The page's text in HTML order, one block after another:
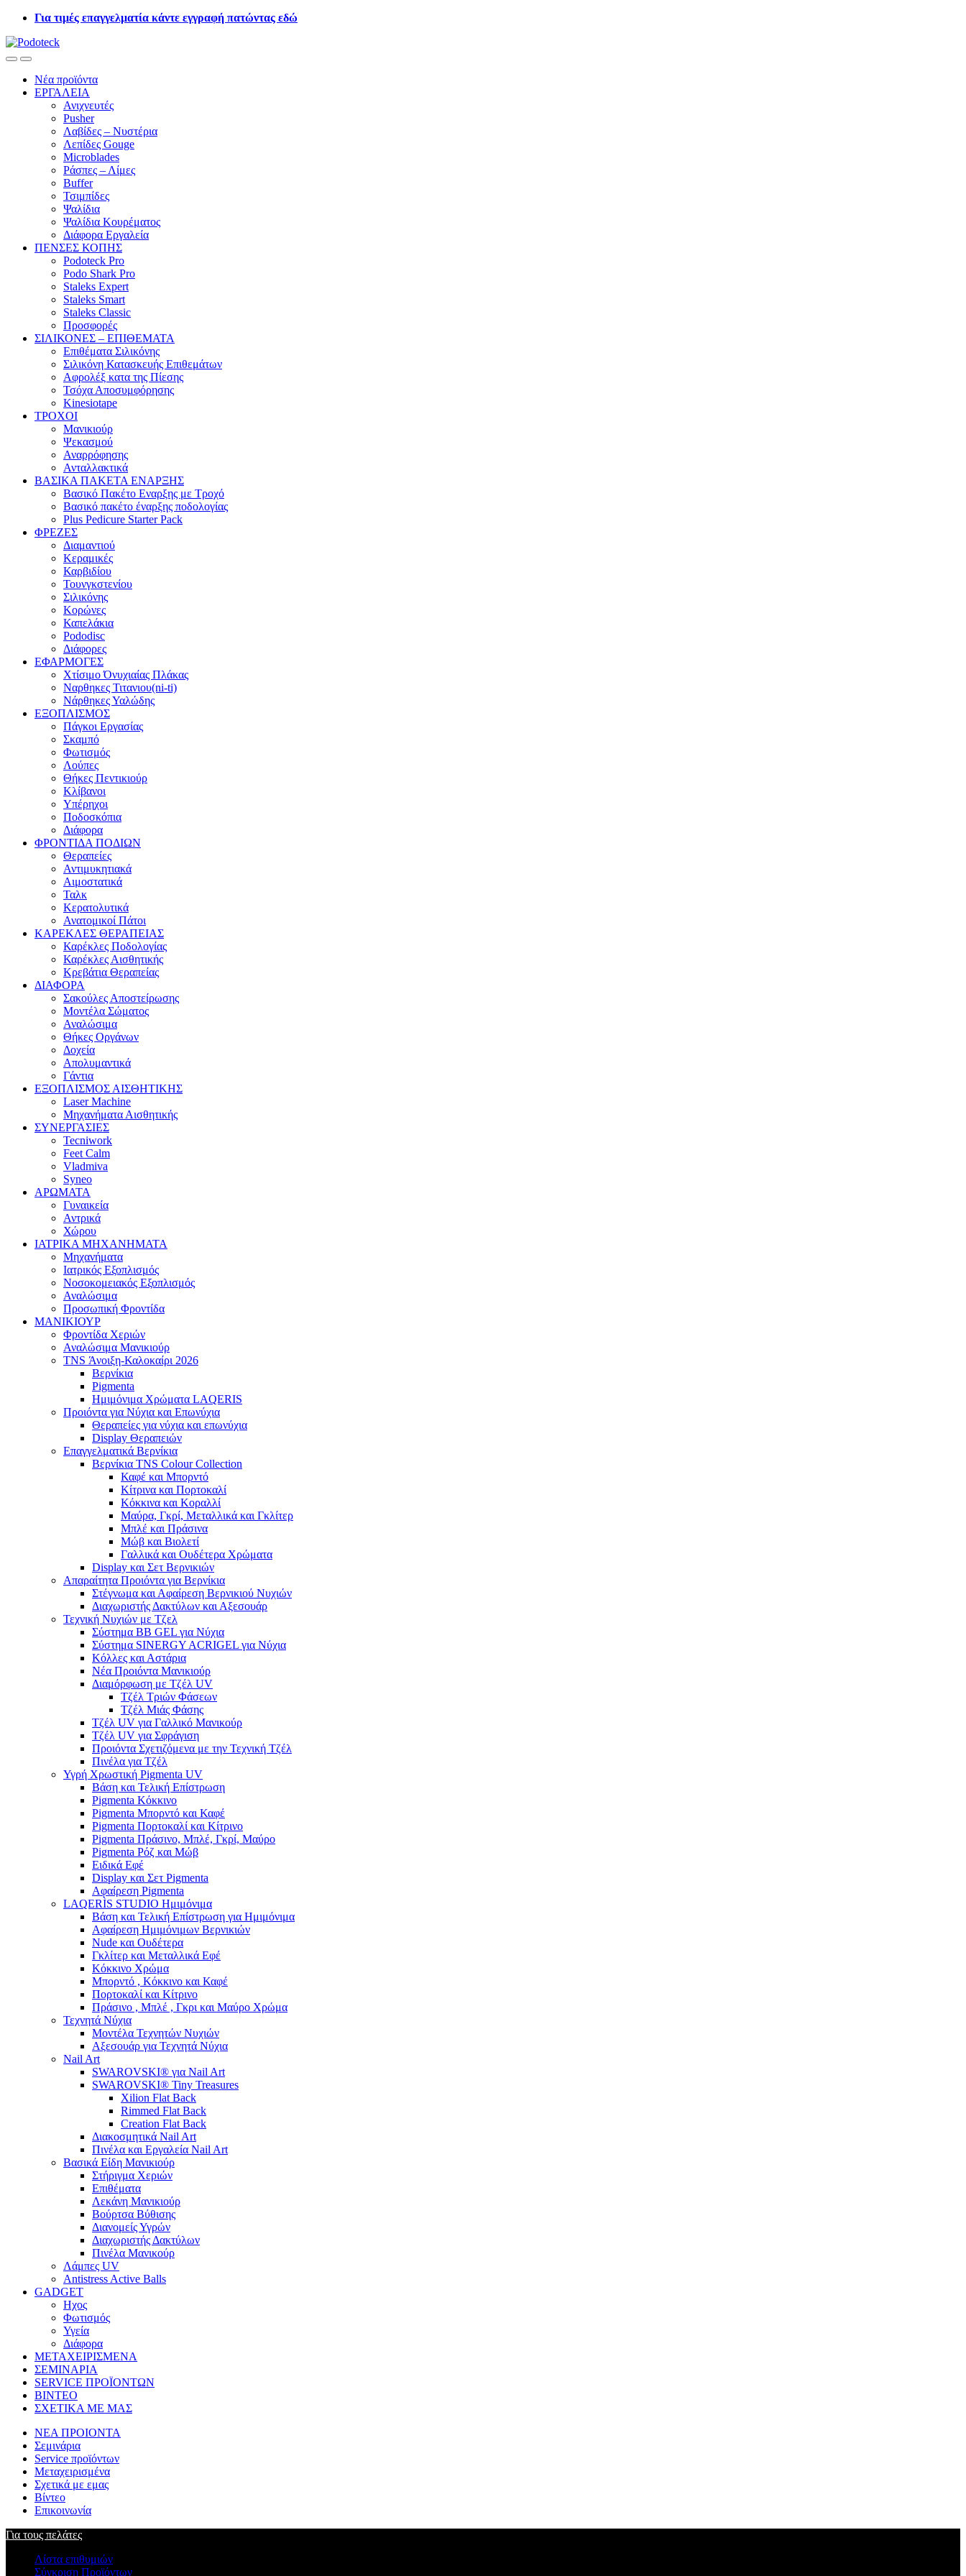
Skip
navigation
Skip
content
Για τιμές επαγγελματία κάντε εγγραφή πατώντας εδώ
OpenClose
Νέα προϊόντα
ΕΡΓΑΛΕΙΑ
Ανιχνευτές
Pusher
Λαβίδες – Νυστέρια
Λεπίδες Gouge
Microblades
Ράσπες – Λίμες
Buffer
Τσιμπίδες
Ψαλίδια
Ψαλίδια Κουρέματος
Διάφορα Εργαλεία
ΠΕΝΣΕΣ ΚΟΠΗΣ
Podoteck Pro
Podo Shark Pro
Staleks Expert
Staleks Smart
Staleks Classic
Προσφορές
ΣΙΛΙΚΟΝΕΣ – ΕΠΙΘΕΜΑΤΑ
Επιθέματα Σιλικόνης
Σιλικόνη Κατασκευής Επιθεμάτων
Αφρολέξ κατα της Πίεσης
Τσόχα Αποσυμφόρησης
Kinesiotape
ΤΡΟΧΟΙ
Μανικιούρ
Ψεκασμού
Αναρρόφησης
Ανταλλακτικά
ΒΑΣΙΚΑ ΠΑΚΕΤΑ ΕΝΑΡΞΗΣ
Βασικό Πακέτο Εναρξης με Τροχό
Βασικό πακέτο έναρξης ποδολογίας
Plus Pedicure Starter Pack
ΦΡΕΖΕΣ
Διαμαντιού
Κεραμικές
Καρβιδίου
Τουνγκστενίου
Σιλικόνης
Κορώνες
Καπελάκια
Pododisc
Διάφορες
ΕΦΑΡΜΟΓΕΣ
Χτίσιμο Όνυχιαίας Πλάκας
Ναρθηκες Τιτανιου(ni-ti)
Νάρθηκες Υαλώδης
ΕΞΟΠΛΙΣΜΟΣ
Πάγκοι Εργασίας
Σκαμπό
Φωτισμός
Λούπες
Θήκες Πεντικιούρ
Κλίβανοι
Υπέρηχοι
Ποδοσκόπια
Διάφορα
ΦΡΟΝΤΙΔΑ ΠΟΔΙΩΝ
Θεραπείες
Αντιμυκητιακά
Αιμοστατικά
Ταλκ
Κερατολυτικά
Ανατομικοί Πάτοι
ΚΑΡΕΚΛΕΣ ΘΕΡΑΠΕΙΑΣ
Καρέκλες Ποδολογίας
Καρέκλες Αισθητικής
Κρεβάτια Θεραπείας
ΔΙΑΦΟΡΑ
Σακούλες Αποστείρωσης
Μοντέλα Σώματος
Αναλώσιμα
Θήκες Οργάνων
Δοχεία
Απολυμαντικά
Γάντια
ΕΞΟΠΛΙΣΜΟΣ ΑΙΣΘΗΤΙΚΗΣ
Laser Machine
Μηχανήματα Αισθητικής
ΣΥΝΕΡΓΑΣΙΕΣ
Tecniwork
Feet Calm
Vladmiva
Syneo
ΑΡΩΜΑΤΑ
Γυναικεία
Αντρικά
Χώρου
ΙΑΤΡΙΚΑ ΜΗΧΑΝΗΜΑΤΑ
Μηχανήματα
Ιατρικός Εξοπλισμός
Νοσοκομειακός Εξοπλισμός
Αναλώσιμα
Προσωπική Φροντίδα
ΜΑΝΙΚΙΟΥΡ
Φροντίδα Χεριών
Αναλώσιμα Μανικιούρ
TNS Άνοιξη-Καλοκαίρι 2026
Βερνίκια
Pigmenta
Ημιμόνιμα Χρώματα LAQERIS
Προιόντα για Νύχια και Επωνύχια
Θεραπείες για νύχια και επωνύχια
Display Θεραπειών
Επαγγελματικά Βερνίκια
Βερνίκια TNS Colour Collection
Καφέ και Μπορντό
Κίτρινα και Πορτοκαλί
Κόκκινα και Κοραλλί
Μαύρα, Γκρί, Μεταλλικά και Γκλίτερ
Μπλέ και Πράσινα
Μώβ και Βιολετί
Γαλλικά και Ουδέτερα Χρώματα
Display και Σετ Βερνικιών
Απαραίτητα Προιόντα για Βερνίκια
Στέγνωμα και Αφαίρεση Βερνικιού Νυχιών
Διαχωριστής Δακτύλων και Αξεσουάρ
Τεχνική Νυχιών με Τζελ
Σύστημα BB GEL για Νύχια
Σύστημα SINERGY ACRIGEL για Νύχια
Κόλλες και Αστάρια
Νέα Προιόντα Μανικιούρ
Διαμόρφωση με Τζέλ UV
Τζέλ Τριών Φάσεων
Τζέλ Μιάς Φάσης
Τζέλ UV για Γαλλικό Μανικούρ
Τζέλ UV για Σφράγιση
Προιόντα Σχετιζόμενα με την Τεχνική Τζέλ
Πινέλα για Τζέλ
Υγρή Χρωστική Pigmenta UV
Βάση και Τελική Επίστρωση
Pigmenta Κόκκινο
Pigmenta Μπορντό και Καφέ
Pigmenta Πορτοκαλί και Κίτρινο
Pigmenta Πράσινο, Μπλέ, Γκρί, Μαύρο
Pigmenta Ρόζ και Μώβ
Ειδικά Εφέ
Display και Σετ Pigmenta
Αφαίρεση Pigmenta
LAQERÌS STUDIO Ημιμόνιμα
Βάση και Τελική Επίστρωση για Ημιμόνιμα
Αφαίρεση Ημιμόνιμων Βερνικιών
Nude και Ουδέτερα
Γκλίτερ και Μεταλλικά Εφέ
Κόκκινο Χρώμα
Μπορντό , Κόκκινο και Καφέ
Πορτοκαλί και Κίτρινο
Πράσινο , Μπλέ , Γκρι και Μαύρο Χρώμα
Τεχνητά Νύχια
Μοντέλα Τεχνητών Νυχιών
Αξεσουάρ για Τεχνητά Νύχια
Nail Art
SWAROVSKI® για Nail Art
SWAROVSKI® Tiny Treasures
Xilion Flat Back
Rimmed Flat Back
Creation Flat Back
Διακοσμητικά Nail Art
Πινέλα και Εργαλεία Nail Art
Βασικά Είδη Μανικιούρ
Στήριγμα Χεριών
Επιθέματα
Λεκάνη Μανικιούρ
Βούρτσα Βύθισης
Διανομείς Υγρών
Διαχωριστής Δακτύλων
Πινέλα Μανικούρ
Λάμπες UV
Antistress Active Balls
GADGET
Ηχος
Φωτισμός
Υγεία
Διάφορα
ΜΕΤΑΧΕΙΡΙΣΜΕΝΑ
ΣΕΜΙΝΑΡΙΑ
SERVICE ΠΡΟΪΟΝΤΩΝ
ΒΙΝΤΕΟ
ΣΧΕΤΙΚΑ ΜΕ ΜΑΣ
ΝΕΑ ΠΡΟΙΟΝΤΑ
Σεμινάρια
Service προϊόντων
Μεταχειρισμένα
Σχετικά με εμας
Βίντεο
Επικοινωνία
Για τους πελάτες
Λίστα επιθυμιών
Σύγκριση Προϊόντων